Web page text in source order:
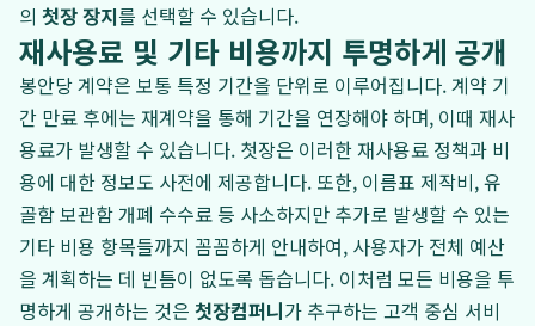
의 첫장 장지를 선택할 수 있습니다.
재사용료 및 기타 비용까지 투명하게 공개
봉안당 계약은 보통 특정 기간을 단위로 이루어집니다. 계약 기
간 만료 후에는 재계약을 통해 기간을 연장해야 하며, 이때 재사
용료가 발생할 수 있습니다. 첫장은 이러한 재사용료 정책과 비
용에 대한 정보도 사전에 제공합니다. 또한, 이름표 제작비, 유
골함 보관함 개폐 수수료 등 사소하지만 추가로 발생할 수 있는
기타 비용 항목들까지 꼼꼼하게 안내하여, 사용자가 전체 예산
을 계획하는 데 빈틈이 없도록 돕습니다. 이처럼 모든 비용을 투
명하게 공개하는 것은 첫장컴퍼니가 추구하는 고객 중심 서비